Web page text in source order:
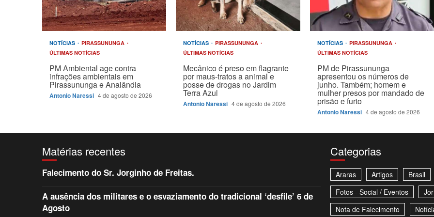
NOTÍCIAS
PIRASSUNUNGA
ÚLTIMAS NOTÍCIAS
PM Ambiental age contra
infrações ambientais em
Pirassununga e Analândia
Antonio Naressi 4 de agosto de 2026
NOTÍCIAS
PIRASSUNUNGA
ÚLTIMAS NOTÍCIAS
Mecânico é preso em flagrante
por maus-tratos a animal e
posse de drogas no Jardim
Terra Azul
Antonio Naressi 4 de agosto de 2026
NOTÍCIAS
PIRASSUNUNGA
ÚLTIMAS NOTÍCIAS
PM de Pirassununga
apresentou os números de
junho. Também; homem e
mulher presos por mandado de
prisão e furto
Antonio Naressi 4 de agosto de 2026
Matérias recentes
Falecimento do Sr. Jorginho de Freitas.
A ausência dos militares e o esvaziamento do tradicional ‘desfile’ 6 de
Agosto
Categorias
Araras Artigos
Brasil
Fotos - Social / Eventos
Nota de Falecimento